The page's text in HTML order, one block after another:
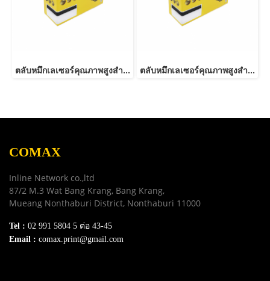
ตลับหมึกเลเซอร์คุณภาพสูงสำหรับ RICOH รุ่น C250/C260/C261 C ตลับหมึกเลเซอร์คุณภาพสูงสำหรับ RICOH รุ่น C250/C260/C261 Y
COMAX
Inline Network co.,ltd
87/2 M.3 Wat Bang Krang, Bang Krang,
Mueang Nonthaburi District, Nonthaburi 11000
Tel : 02 991 5804 5 ต่อ 43-45
Email : comax.print@gmail.com